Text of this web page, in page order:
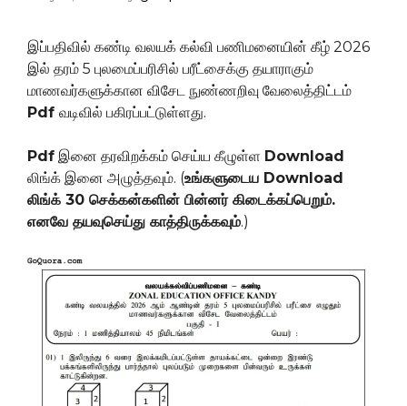
இப்பதிவில் கண்டி வலயக் கல்வி பணிமனையின் கீழ் 2026
இல் தரம் 5 புலமைப்பரிசில் பரீட்சைக்கு தயாராகும்
மாணவர்களுக்கான விசேட நுண்ணறிவு வேலைத்திட்டம்
Pdf வடிவில் பகிரப்பட்டுள்ளது.
Pdf இனை தரவிறக்கம் செய்ய கீழுள்ள Download
லிங்க் இனை அழுத்தவும். (உங்களுடைய Download
லிங்க் 30 செக்கன்களின் பின்னர் கிடைக்கப்பெறும்.
எனவே தயவுசெய்து காத்திருக்கவும்.)